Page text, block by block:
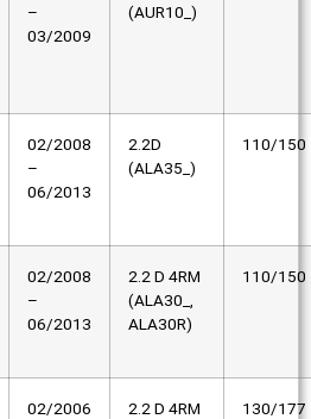
–
03/2009
(AUR10_)
02/2008
–
06/2013
2.2D
(ALA35_)
110/150
02/2008
–
06/2013
2.2 D 4RM
(ALA30_,
ALA30R)
110/150
02/2006
2.2 D 4RM
130/177